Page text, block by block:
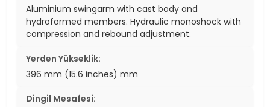
Aluminium swingarm with cast body and
hydroformed members. Hydraulic monoshock with
compression and rebound adjustment.
Yerden Yükseklik:
396 mm (15.6 inches) mm
Dingil Mesafesi: